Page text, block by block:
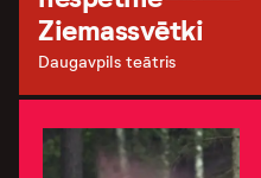
Ziemassvētki
Daugavpils teātris